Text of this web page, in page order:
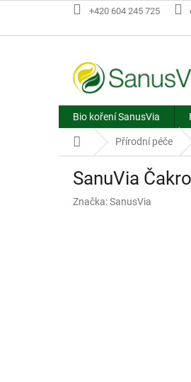
+420 604 245 725
Bio koření SanusVia
Domů Přírodní péče
SanuVia
Značka:SanusVia